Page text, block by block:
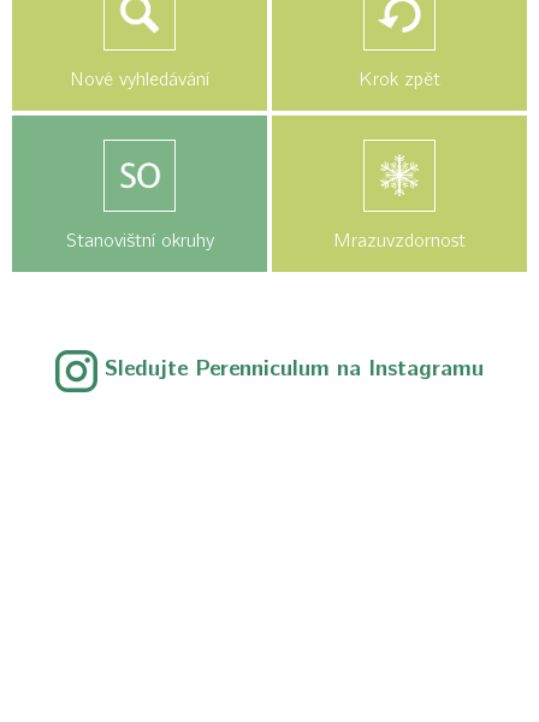
Nové vyhledávání Krok zpět
Stanovištní okruhy Mrazuvzdornost
Sledujte Perenniculum na Instagramu